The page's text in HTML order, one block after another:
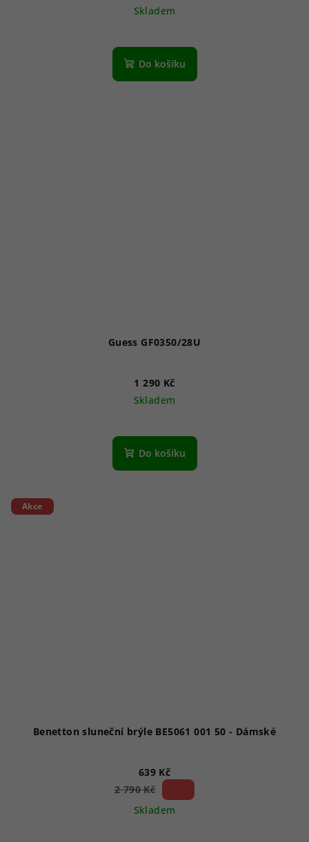
Skladem
Do košíku
Guess GF0350/28U
1 290 Kč
Skladem
Do košíku
Akce
Benetton sluneční brýle BE5061 001 50 - Dámské
639 Kč
2 790 Kč
Skladem